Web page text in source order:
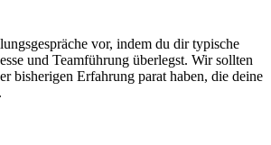
vor, indem du dir typische
und Teamführung überlegst. Wir sollten
bisherigen Erfahrung parat haben, die deine